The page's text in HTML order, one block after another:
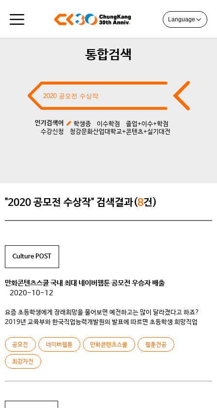
Language
통합검색
인기검색어 학생증 이수학점
졸업+이수+학점
수강신청
청강문화산업대학교+콘텐츠+실기대전
"2020 공모전 수상작" 검색결과(8건)
Culture POST
만화콘텐츠스쿨 국내 최대 네이버웹툰 공모전 우승자 배출
2020-10-12
요즘 초등학생에게 장래희망을 물어보면 예전하고는 많이 달라졌다고 하죠?
2019년 교육부와 한국직업능력개발원의 발표에 따르면 초등학생 희망직업
것도 무척 어려워졌는데요. 그중에서도 우리 나라에서 가장 이용률이 높은 포털
플랫폼인 네이버웹툰에서 정식연재의 기회를 잡는 것은 하늘에 별따기입니다.
지난 9월, 상금 천만원과 네이버웹툰 정식연재 기회를 건 <2020 네이버웹툰
최강자전>에서 만화콘텐츠스쿨의 진채윤 […]
공모전 네이버웹툰 만화콘텐츠스쿨 웹툰전공
최강자전